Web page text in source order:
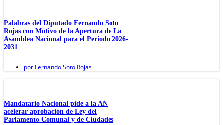
Palabras del Diputado Fernando Soto
Rojas con Motivo de la Apertura de La
Asamblea Nacional para el Periodo 2026-
2031
por Fernando Soto Rojas
Mandatario Nacional pide a la AN
acelerar aprobación de Ley del
Parlamento Comunal y de Ciudades